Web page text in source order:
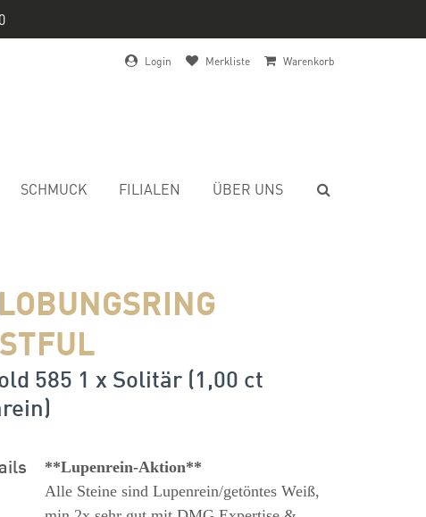
Login Merkliste Warenkorb
SCHMUCK FILIALEN ÜBER UNS
585 1 x Solitär (1,00 ct
**Lupenrein-Aktion**
Alle Steine sind Lupenrein/getöntes Weiß,